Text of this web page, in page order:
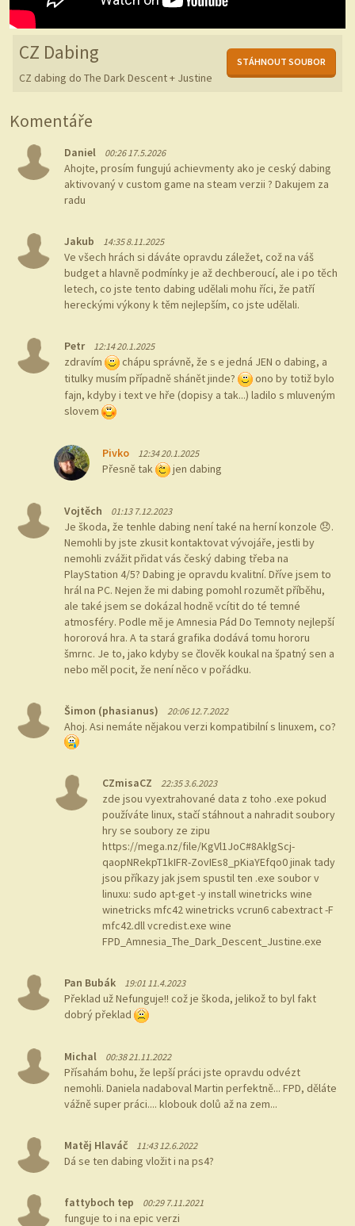
CZ Dabing
CZ dabing do The Dark Descent + Justine
STÁHNOUT SOUBOR
Komentáře
Daniel 00:26 17.5.2026
Ahojte, prosím fungujú achievmenty ako je ceský dabing
aktivovaný v custom game na steam verzii ? Dakujem za
radu
Jakub 14:35 8.11.2025
Ve všech hrách si dáváte opravdu záležet, což na váš
budget a hlavně podmínky je až dechberoucí, ale i po těch
letech, co jste tento dabing udělali mohu říci, že patří
hereckými výkony k těm nejlepším, co jste udělali.
Petr 12:14 20.1.2025
zdravím
chápu správně, že s e jedná JEN o dabing, a
titulky musím případně shánět jinde?
ono by totiž bylo
fajn, kdyby i text ve hře (dopisy a tak...) ladilo s mluveným
slovem
Pivko 12:34 20.1.2025
Přesně tak jen dabing
Vojtěch 01:13 7.12.2023
Je škoda, že tenhle dabing není také na herní konzole 😞.
Nemohli by jste zkusit kontaktovat vývojáře, jestli by
nemohli zvážit přidat vás český dabing třeba na
PlayStation 4/5? Dabing je opravdu kvalitní. Dříve jsem to
hrál na PC. Nejen že mi dabing pomohl rozumět příběhu,
ale také jsem se dokázal hodně vcítit do té temné
atmosféry. Podle mě je Amnesia Pád Do Temnoty nejlepší
hororová hra. A ta stará grafika dodává tomu hororu
šmrnc. Je to, jako kdyby se člověk koukal na špatný sen a
nebo měl pocit, že není něco v pořádku.
Šimon (phasianus) 20:06 12.7.2022
Ahoj. Asi nemáte nějakou verzi kompatibilní s linuxem, co?
CZmisaCZ 22:35 3.6.2023
zde jsou vyextrahované data z toho .exe pokud
používáte linux, stačí stáhnout a nahradit soubory
hry se soubory ze zipu
https://mega.nz/file/KgVl1JoC#8AklgScj-
qaopNRekpT1kIFR-ZovIEs8_pKiaYEfqo0 jinak tady
jsou příkazy jak jsem spustil ten .exe soubor v
linuxu: sudo apt-get -y install winetricks wine
winetricks mfc42 winetricks vcrun6 cabextract -F
mfc42.dll vcredist.exe wine
FPD_Amnesia_The_Dark_Descent_Justine.exe
Pan Bubák 19:01 11.4.2023
Překlad už Nefunguje!! což je škoda, jelikož to byl fakt
dobrý překlad
Michal 00:38 21.11.2022
Přísahám bohu, že lepší práci jste opravdu odvézt
nemohli. Daniela nadaboval Martin perfektně... FPD, děláte
vážně super práci.... klobouk dolů až na zem...
Matěj Hlaváč 11:43 12.6.2022
Dá se ten dabing vložit i na ps4?
fattyboch tep 00:29 7.11.2021
funguje to i na epic verzi